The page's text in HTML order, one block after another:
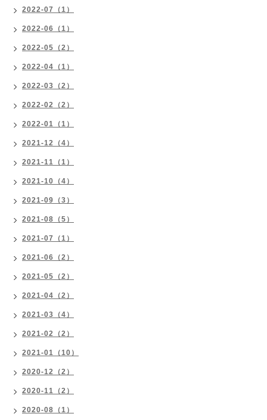
2022-07（1）
2022-06（1）
2022-05（2）
2022-04（1）
2022-03（2）
2022-02（2）
2022-01（1）
2021-12（4）
2021-11（1）
2021-10（4）
2021-09（3）
2021-08（5）
2021-07（1）
2021-06（2）
2021-05（2）
2021-04（2）
2021-03（4）
2021-02（2）
2021-01（10）
2020-12（2）
2020-11（2）
2020-08（1）